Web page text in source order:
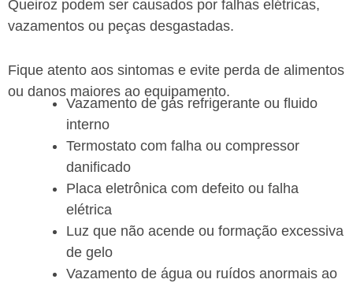
Queiroz podem ser causados por falhas elétricas,
vazamentos ou peças desgastadas.
Fique atento aos sintomas e evite perda de alimentos
ou danos maiores ao equipamento.
Vazamento de gás refrigerante ou fluido
interno
Termostato com falha ou compressor
danificado
Placa eletrônica com defeito ou falha
elétrica
Luz que não acende ou formação excessiva
de gelo
Vazamento de água ou ruídos anormais ao